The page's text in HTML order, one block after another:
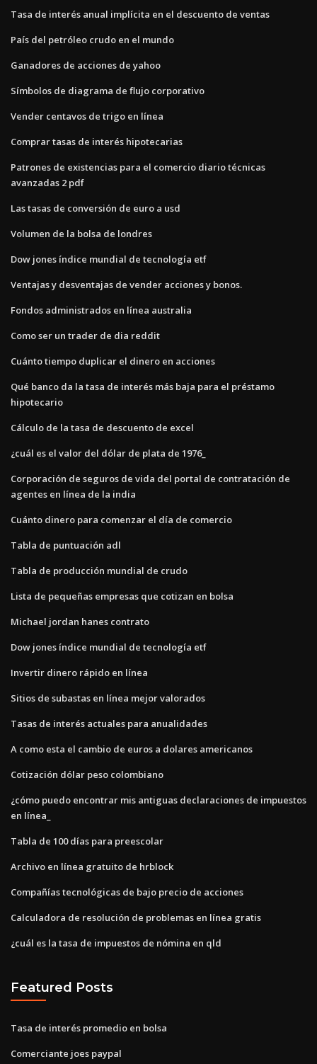
Tasa de interés anual implícita en el descuento de ventas
País del petróleo crudo en el mundo
Ganadores de acciones de yahoo
Símbolos de diagrama de flujo corporativo
Vender centavos de trigo en línea
Comprar tasas de interés hipotecarias
Patrones de existencias para el comercio diario técnicas
avanzadas 2 pdf
Las tasas de conversión de euro a usd
Volumen de la bolsa de londres
Dow jones índice mundial de tecnología etf
Ventajas y desventajas de vender acciones y bonos.
Fondos administrados en línea australia
Como ser un trader de dia reddit
Cuánto tiempo duplicar el dinero en acciones
Qué banco da la tasa de interés más baja para el préstamo
hipotecario
Cálculo de la tasa de descuento de excel
¿cuál es el valor del dólar de plata de 1976_
Corporación de seguros de vida del portal de contratación de
agentes en línea de la india
Cuánto dinero para comenzar el día de comercio
Tabla de puntuación adl
Tabla de producción mundial de crudo
Lista de pequeñas empresas que cotizan en bolsa
Michael jordan hanes contrato
Dow jones índice mundial de tecnología etf
Invertir dinero rápido en línea
Sitios de subastas en línea mejor valorados
Tasas de interés actuales para anualidades
A como esta el cambio de euros a dolares americanos
Cotización dólar peso colombiano
¿cómo puedo encontrar mis antiguas declaraciones de impuestos
en línea_
Tabla de 100 días para preescolar
Archivo en línea gratuito de hrblock
Compañías tecnológicas de bajo precio de acciones
Calculadora de resolución de problemas en línea gratis
¿cuál es la tasa de impuestos de nómina en qld
Featured Posts
Tasa de interés promedio en bolsa
Comerciante joes paypal